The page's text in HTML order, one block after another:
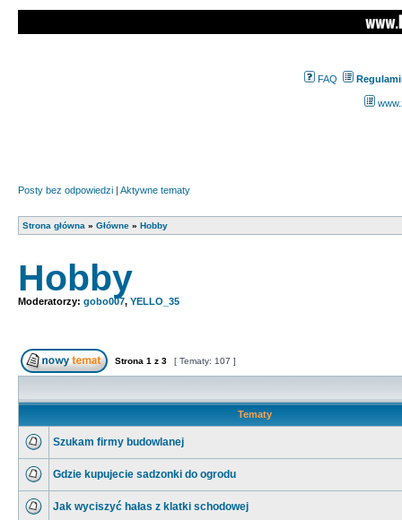
FAQ
Posty bez odpowiedzi | Aktywne tematy
Strona główna » Główne » Hobby
Hobby
Moderatorzy: gobo007, YELLO_35
Strona 1 z 3 [ Tematy: 107 ]
Tematy
Szukam firmy budowlanej
Gdzie kupujecie sadzonki do ogrodu
Jak wyciszyć hałas z klatki schodowej